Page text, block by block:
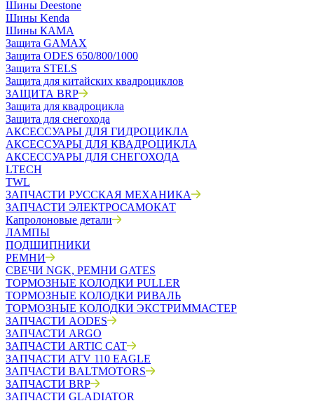
Шины Deestone
Шины Kenda
Шины КАМА
Защита GAMAX
Защита ODES 650/800/1000
Защита STELS
Защита для китайских квадроциклов
ЗАЩИТА BRP
Защита для квадроцикла
Защита для снегохода
АКСЕССУАРЫ ДЛЯ ГИДРОЦИКЛА
АКСЕССУАРЫ ДЛЯ КВАДРОЦИКЛА
АКСЕССУАРЫ ДЛЯ СНЕГОХОДА
LTECH
TWL
ЗАПЧАСТИ РУССКАЯ МЕХАНИКА
ЗАПЧАСТИ ЭЛЕКТРОСАМОКАТ
Капролоновые детали
ЛАМПЫ
ПОДШИПНИКИ
РЕМНИ
СВЕЧИ NGK, РЕМНИ GATES
ТОРМОЗНЫЕ КОЛОДКИ PULLER
ТОРМОЗНЫЕ КОЛОДКИ РИВАЛЬ
ТОРМОЗНЫЕ КОЛОДКИ ЭКСТРИММАСТЕР
ЗАПЧАСТИ AODES
ЗАПЧАСТИ ARGO
ЗАПЧАСТИ ARTIC CAT
ЗАПЧАСТИ ATV 110 EAGLE
ЗАПЧАСТИ BALTMOTORS
ЗАПЧАСТИ BRP
ЗАПЧАСТИ GLADIATOR